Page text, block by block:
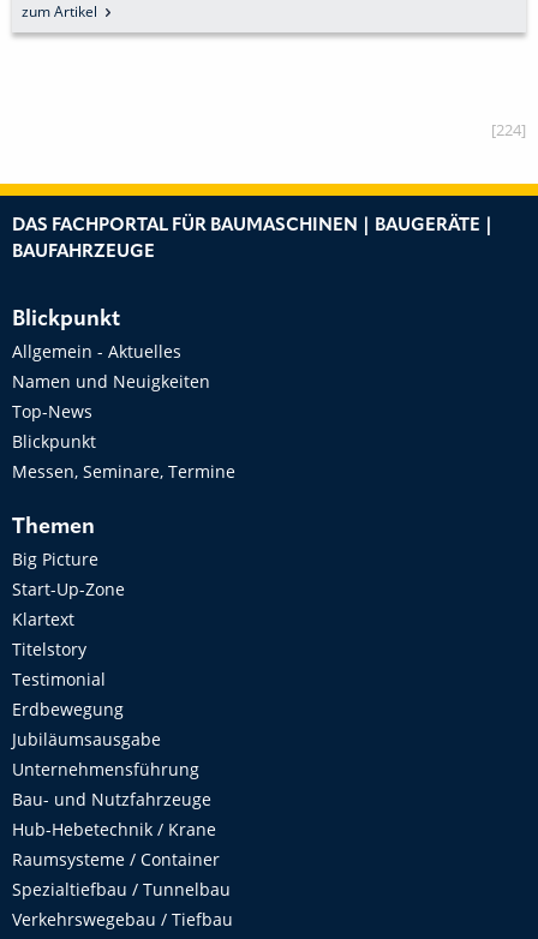
zum Artikel
[224]
DAS FACHPORTAL FÜR BAUMASCHINEN | BAUGERÄTE |
BAUFAHRZEUGE
Blickpunkt
Allgemein - Aktuelles
Namen und Neuigkeiten
Top-News
Blickpunkt
Messen, Seminare, Termine
Themen
Big Picture
Start-Up-Zone
Klartext
Titelstory
Testimonial
Erdbewegung
Jubiläumsausgabe
Unternehmensführung
Bau- und Nutzfahrzeuge
Hub-Hebetechnik / Krane
Raumsysteme / Container
Spezialtiefbau / Tunnelbau
Verkehrswegebau / Tiefbau